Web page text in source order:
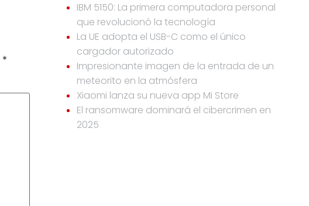
*
IBM 5150: La primera computadora personal
que revolucionó la tecnología
La UE adopta el USB-C como el único
cargador autorizado
Impresionante imagen de la entrada de un
meteorito en la atmósfera
Xiaomi lanza su nueva app Mi Store
El ransomware dominará el cibercrimen en
2025